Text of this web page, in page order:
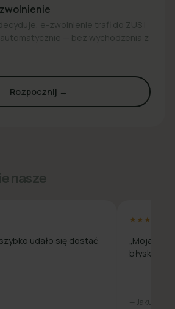
e-zwolnienie trafi do ZUS i
— bez wychodzenia z
Rozpocznij →
nasze
udało się dostać
★★★★★
„Moja
— Jakub L., 31